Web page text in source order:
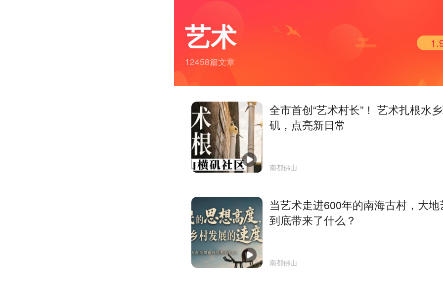
艺术
12458篇文章
全市首创“艺术村长”！ 艺术扎根水
矶，点亮新日常
南都佛山
当艺术走进600年的南海古村，大地
到底带来了什么？
南都佛山